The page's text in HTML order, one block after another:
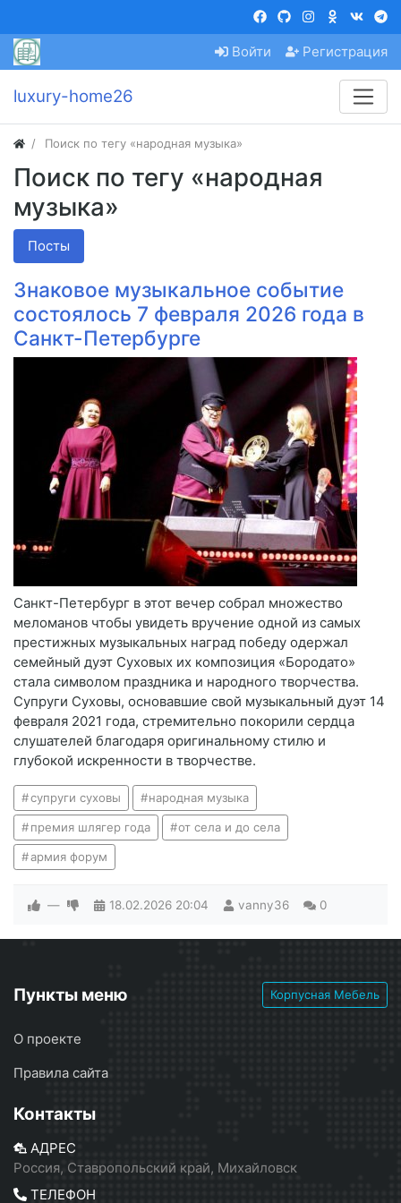
Войти Регистрация
luxury-home26
Поиск по тегу «народная музыка»
Поиск по тегу «народная
музыка»
Посты
Знаковое музыкальное событие
состоялось 7 февраля 2026 года в
Санкт-Петербурге
Санкт-Петербург в этот вечер собрал множество
меломанов чтобы увидеть вручение одной из самых
престижных музыкальных наград победу одержал
семейный дуэт Суховых их композиция «Бородато»
стала символом праздника и народного творчества.
Супруги Суховы, основавшие свой музыкальный дуэт 14
февраля 2021 года, стремительно покорили сердца
слушателей благодаря оригинальному стилю и
глубокой искренности в творчестве.
супруги суховы народная музыка
премия шлягер года от села и до села
армия форум
— 18.02.2026 20:04 vanny36 0
Пункты меню Корпусная Мебель
О проекте
Правила сайта
Контакты
АДРЕС
Россия, Ставропольский край, Михайловск
ТЕЛЕФОН